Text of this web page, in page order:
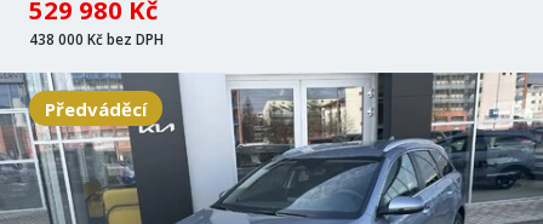
529 980 Kč
438 000 Kč bez DPH
Předváděcí